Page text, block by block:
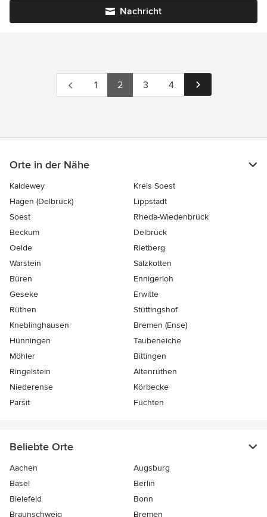
Nachricht
1 2 3 4
Orte in der Nähe
Kaldewey
Kreis Soest
Hagen (Delbrück)
Lippstadt
Soest
Rheda-Wiedenbrück
Beckum
Delbrück
Oelde
Rietberg
Warstein
Salzkotten
Büren
Ennigerloh
Geseke
Erwitte
Rüthen
Stüttingshof
Kneblinghausen
Bremen (Ense)
Hünningen
Taubeneiche
Möhler
Bittingen
Ringelstein
Altenrüthen
Niederense
Körbecke
Parsit
Füchten
Beliebte Orte
Aachen
Augsburg
Basel
Berlin
Bielefeld
Bonn
Braunschweig
Bremen